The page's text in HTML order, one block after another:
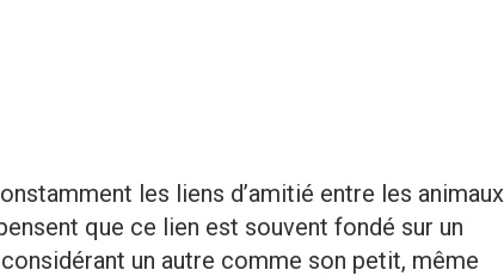
les liens d’amitié entre les animaux
que ce lien est souvent fondé sur un
un autre comme son petit, même